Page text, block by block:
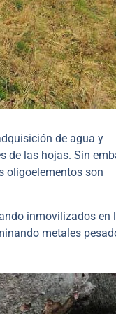
de agua y
de las hojas. Sin
oligoelementos son
inmovilizados en
metales